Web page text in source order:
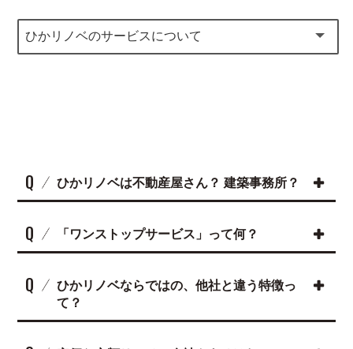
Q ひかリノベは不動産屋さん？ 建築事務所？
Q 「ワンストップサービス」って何？
Q
ひかリノベならではの、他社と違う特徴っ
て？